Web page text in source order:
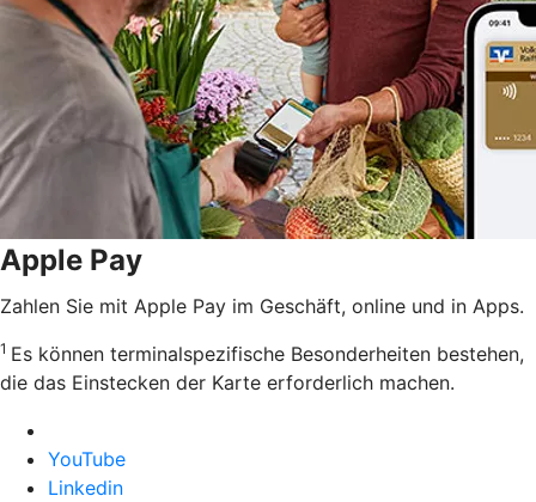
Apple Pay
Zahlen Sie mit Apple Pay im Geschäft, online und in Apps.
1 Es können terminalspezifische Besonderheiten bestehen,
die das Einstecken der Karte erforderlich machen.
YouTube
Linkedin